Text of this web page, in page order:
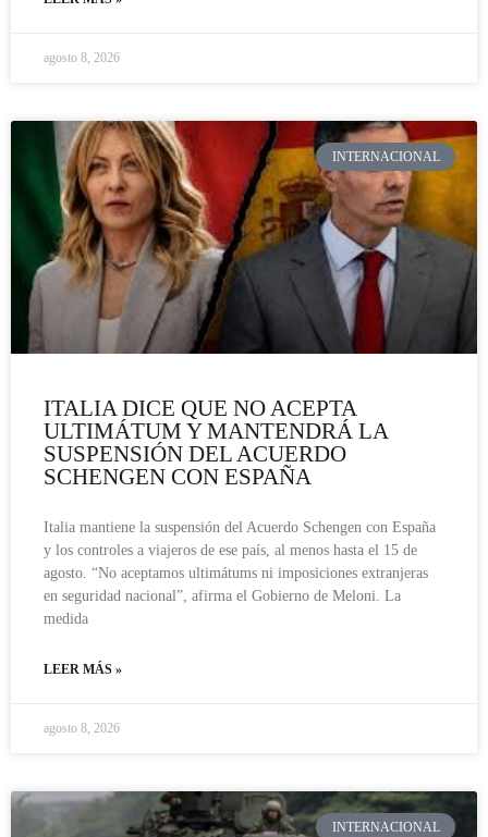
agosto 8, 2026
INTERNACIONAL
ITALIA DICE QUE NO ACEPTA
ULTIMÁTUM Y MANTENDRÁ LA
SUSPENSIÓN DEL ACUERDO
SCHENGEN CON ESPAÑA
Italia mantiene la suspensión del Acuerdo Schengen con España
y los controles a viajeros de ese país, al menos hasta el 15 de
agosto. “No aceptamos ultimátums ni imposiciones extranjeras
en seguridad nacional”, afirma el Gobierno de Meloni. La
medida
LEER MÁS »
agosto 8, 2026
INTERNACIONAL